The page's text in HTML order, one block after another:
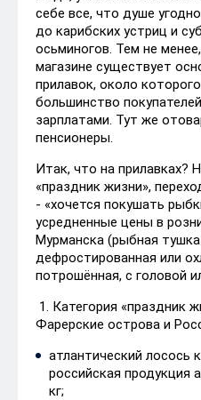
себе все, что душе
до карибских устриц и
осьминогов. Тем не
магазине существует
прилавок, около
большинство
зарплатами. Тут же
пенсионеры.
Итак, что на прилавках?
«праздник жизни»,
- «хочется покушать
усредненные цены в
Мурманска (рыбная
дефростированная или
потрошённая, с головой
1. Категория «праздник
Фарерские острова и
атлантический лосось
российская продукция
кг;